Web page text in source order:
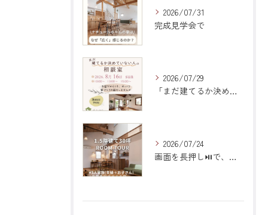
2026/07/31
完成見学会で
2026/07/29
「まだ建てるか決めていない人の相談室」のご案内
2026/07/24
画面を長押し⏯で、動画を止めて見られます！